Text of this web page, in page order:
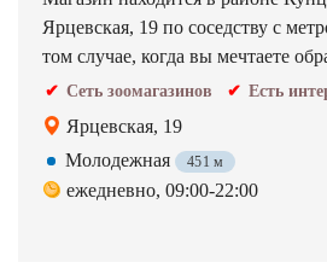
Ярцевская, 19 по соседству с
том случае, когда вы мечтаете
Сеть зоомагазинов Есть
Ярцевская, 19
Молодежная
451 м
ежедневно, 09:00-22:00